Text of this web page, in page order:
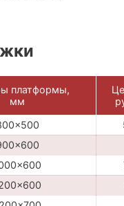
платформы,
мм